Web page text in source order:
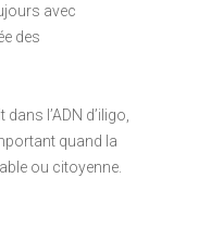
avec
des
l’ADN d’iligo,
quand la
ou citoyenne.